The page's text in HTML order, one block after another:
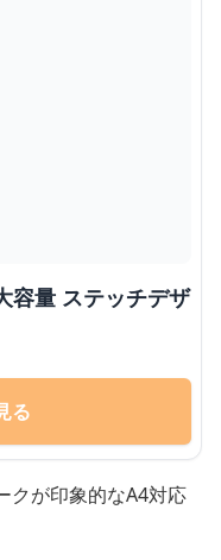
容量 ステッチデザ
る
クが印象的なA4対応